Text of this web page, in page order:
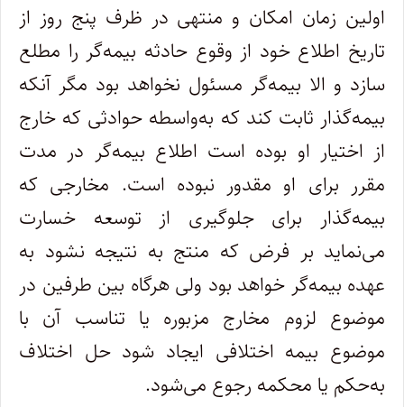
اولین زمان امکان و منتهی در ظرف پنج روز از
تاریخ اطلاع خود از وقوع حادثه بیمه‌گر را مطلع
سازد و الا بیمه‌گر مسئول نخواهد بود مگر آنکه
بیمه‌گذار ثابت کند که به‌واسطه حوادثی که خارج
از اختیار او بوده است اطلاع بیمه‌گر در مدت
مقرر برای او مقدور نبوده است. مخارجی که
بیمه‌گذار برای جلوگیری از توسعه خسارت
می‌نماید بر فرض که منتج به نتیجه نشود به
عهده بیمه‌گر خواهد بود ولی هرگاه بین طرفین در
موضوع لزوم مخارج مزبوره یا تناسب آن با
موضوع بیمه اختلافی ایجاد شود حل اختلاف
به‌حکم یا محکمه رجوع می‌شود.